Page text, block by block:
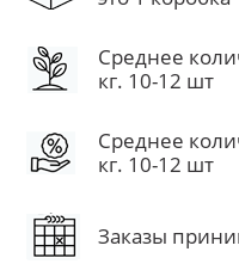
Среднее
кг. 10-12 шт
Среднее
кг. 10-12 шт
Заказы